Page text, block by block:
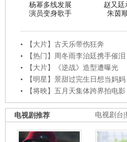
杨幂多线发展
演员变身歌手
赵又廷
朱茵
【大片】古天乐带伤狂奔
【热门】周冬雨李治廷携手催泪
【大片】《逆战》造型遭曝光
【明星】景甜过完生日想当妈妈
【将映】五月天集体跨界拍电影
电视剧台
电视剧推荐